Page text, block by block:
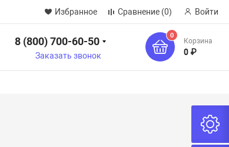
Избранное Сравнение (0) Войти
8 (800) 700-60-50
Заказать звонок
0
Корзина
0 ₽